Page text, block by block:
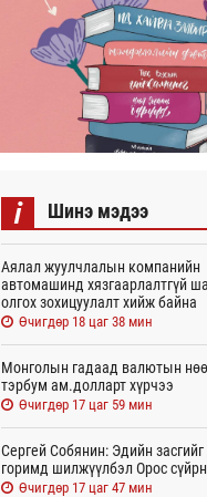
i Шинэ мэдээ
Аялал жуулчлалын компанийн
автомашинд хязгаарлалтгүй
олгох зохицуулалт хийж байна
Өчигдөр 18 цаг 38 мин
Монголын гадаад валютын
тэрбум ам.долларт хүрчээ
Өчигдөр 17 цаг 59 мин
Сергей Собянин: Эдийн
горимд шилжүүлбэл Орос
Өчигдөр 17 цаг 47 мин